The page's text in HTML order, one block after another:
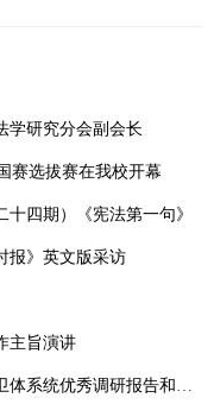
学研究分会副会长
赛选拔赛在我校开幕
四期）《宪法第一句》
报》英文版采访
主旨演讲
我校徐芳宁副教授荣获2024年全省教科文卫体系统优秀调研报告和工运理论研究成果二等奖